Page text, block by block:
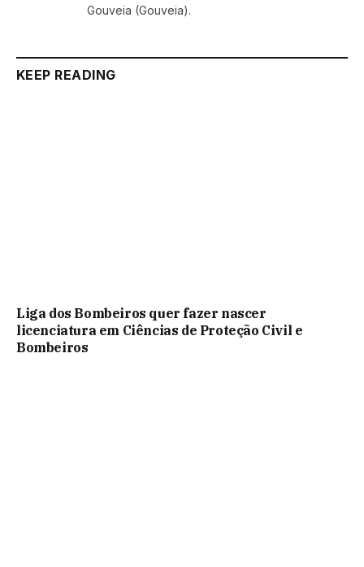
Gouveia (Gouveia).
KEEP READING
Liga dos Bombeiros quer fazer nascer
licenciatura em Ciências de Proteção Civil e
Bombeiros